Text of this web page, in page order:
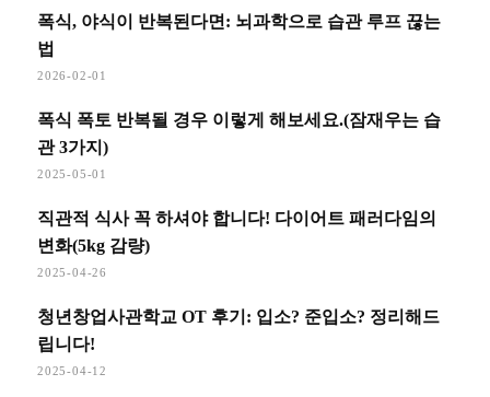
폭식, 야식이 반복된다면: 뇌과학으로 습관 루프 끊는
법
2026-02-01
폭식 폭토 반복될 경우 이렇게 해보세요.(잠재우는 습
관 3가지)
2025-05-01
직관적 식사 꼭 하셔야 합니다! 다이어트 패러다임의
변화(5kg 감량)
2025-04-26
청년창업사관학교 OT 후기: 입소? 준입소? 정리해드
립니다!
2025-04-12